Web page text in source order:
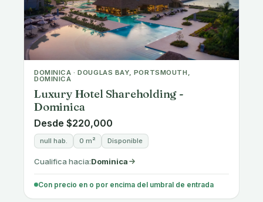
GREECE · ELLINIKON, ATHENS
Modern Sustainable Living
Redefined in Ellinikon
€250,000
1 hab. 45-55 m² Disponible
Cualifica hacia: Greece Golden Visa